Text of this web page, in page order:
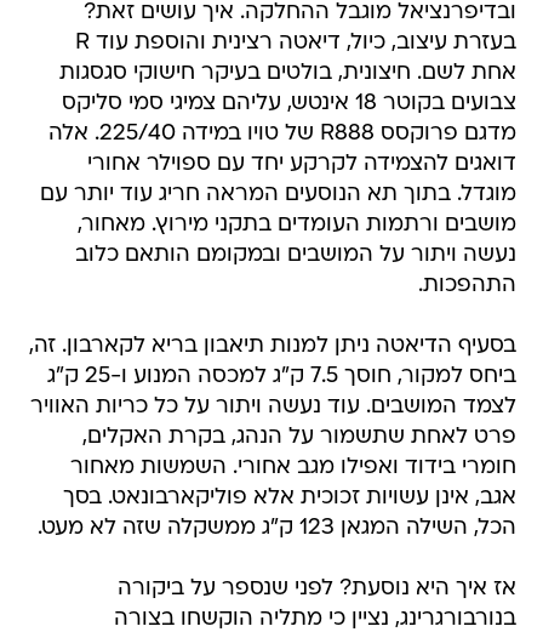
ובדיפרנציאל מוגבל ההחלקה. איך עושים זאת?
בעזרת עיצוב, כיול, דיאטה רצינית והוספת עוד R
אחת לשם. חיצונית, בולטים בעיקר חישוקי סגסגות
צבועים בקוטר 18 אינטש, עליהם צמיגי סמי סליקס
מדגם פרוקסס R888 של טויו במידה 225/40. אלה
דואגים להצמידה לקרקע יחד עם ספוילר אחורי
מוגדל. בתוך תא הנוסעים המראה חריג עוד יותר עם
מושבים ורתמות העומדים בתקני מירוץ. מאחור,
נעשה ויתור על המושבים ובמקומם הותאם כלוב
התהפכות.
בסעיף הדיאטה ניתן למנות תיאבון בריא לקארבון. זה,
ביחס למקור, חוסך 7.5 ק"ג למכסה המנוע ו-25 ק"ג
לצמד המושבים. עוד נעשה ויתור על כל כריות האוויר
פרט לאחת שתשמור על הנהג, בקרת האקלים,
חומרי בידוד ואפילו מגב אחורי. השמשות מאחור
אגב, אינן עשויות זכוכית אלא פוליקארבונאט. בסך
הכל, השילה המגאן 123 ק"ג ממשקלה שזה לא מעט.
אז איך היא נוסעת? לפני שנספר על ביקורה
בנורבורגרינג, נציין כי מתליה הוקשחו בצורה